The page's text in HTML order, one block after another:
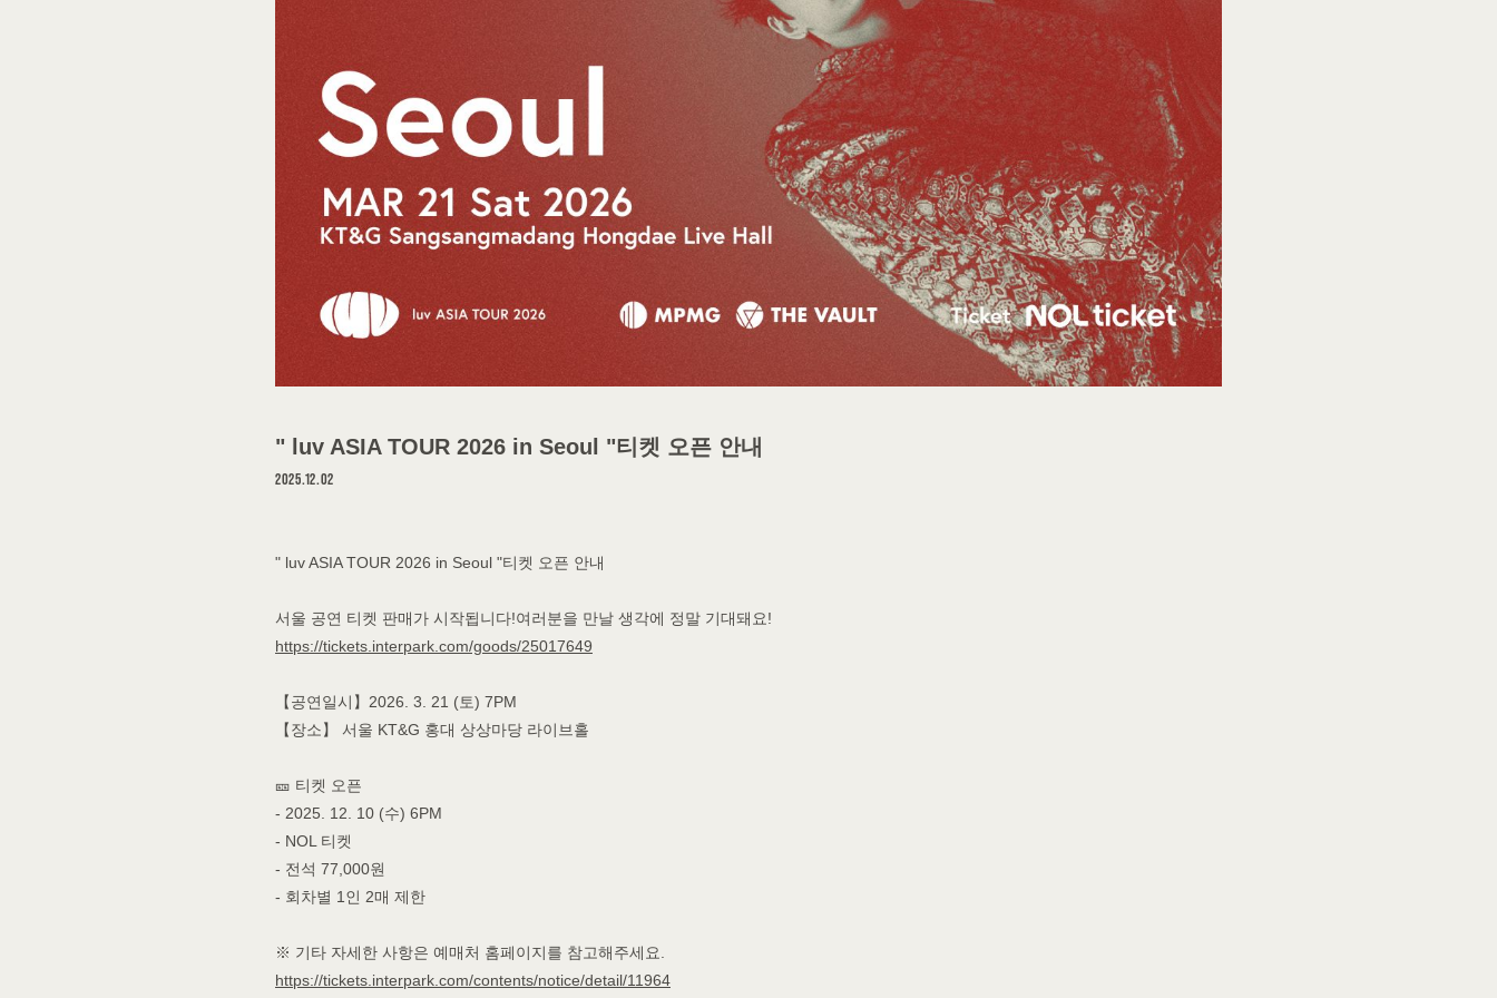
INFORMATION
SCHEDULE
DISCOGRAPHY
VIDEO
GOODS
PROFILE
CONTACT
会員登録 ログイン
MOVIES
PODCAST
" luv ASIA TOUR 2026 in Seoul "티켓 오픈 안내
2025.12.02
" luv ASIA TOUR 2026 in Seoul "티켓 오픈 안내
서울 공연 티켓 판매가 시작됩니다!여러분을 만날 생각에 정말 기대돼요!
https://tickets.interpark.com/goods/25017649
【공연일시】2026. 3. 21 (토) 7PM
【장소】 서울 KT&G 홍대 상상마당 라이브홀
🎫 티켓 오픈
- 2025. 12. 10 (수) 6PM
- NOL 티켓
- 전석 77,000원
- 회차별 1인 2매 제한
※ 기타 자세한 사항은 예매처 홈페이지를 참고해주세요.
https://tickets.interpark.com/contents/notice/detail/11964